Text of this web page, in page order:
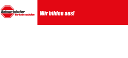
Zum
Inhalt